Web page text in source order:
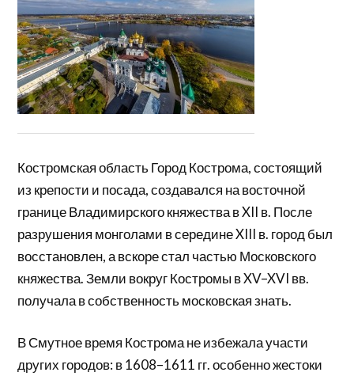
Костромская область Город Кострома, состоящий
из крепости и посада, создавался на восточной
границе Владимирского княжества в XII в. После
разрушения монголами в середине XIII в. город был
восстановлен, а вскоре стал частью Московского
княжества. Земли вокруг Костромы в XV–XVI вв.
получала в собственность московская знать.
В Смутное время Кострома не избежала участи
других городов: в 1608–1611 гг. особенно жестоки